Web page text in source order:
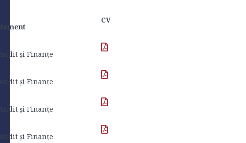
CV
și Finanțe
și Finanțe
și Finanțe
și Finanțe